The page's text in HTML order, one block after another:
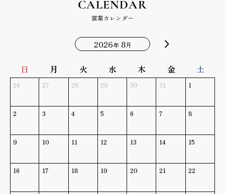
CALENDAR
営業カレンダー
2026年8月
日 月 火 水 木 金 土
26 27 28 29 30 31 1
2 3 4 5 6 7 8
9 10 11 12 13 14 15
16 17 18 19 20 21 22